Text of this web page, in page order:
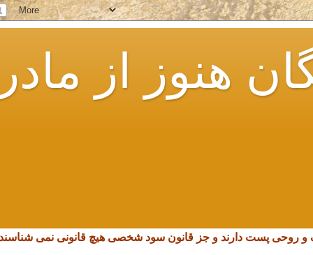
هنوز از
و روحی پست دارند و جز قانون سود شخصی هیچ قانونی نمی